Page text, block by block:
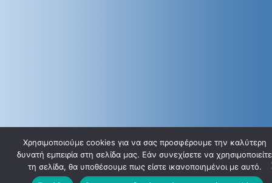
Χρησιμοποιούμε cookies για να σας προσφέρουμε την καλύτερη
δυνατή εμπειρία στη σελίδα μας. Εάν συνεχίσετε να χρησιμοποιείτε
τη σελίδα, θα υποθέσουμε πως είστε ικανοποιημένοι με αυτό.